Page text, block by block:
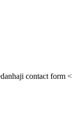
>
contact form